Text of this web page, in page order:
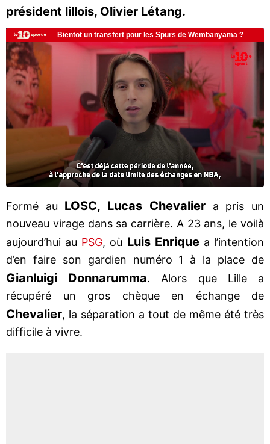
président lillois, Olivier Létang.
Formé au LOSC, Lucas Chevaliera pris un
nouveau virage dans sa carrière. A 23 ans, le voilà
aujourd’hui au PSG, où Luis Enriquea l’intention
d’en faire son gardien numéro 1 à la place de
Gianluigi Donnarumma. Alors que Lille a
récupéré un gros chèque en échange de
Chevalier, la séparation a tout de même été très
difficile à vivre.